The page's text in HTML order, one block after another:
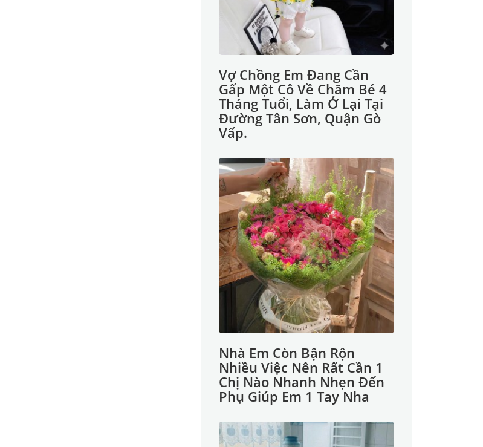
Vợ Chồng Em Đang Cần
Gấp Một Cô Về Chăm Bé 4
Tháng Tuổi, Làm Ở Lại Tại
Đường Tân Sơn, Quận Gò
Vấp.
Nhà Em Còn Bận Rộn
Nhiều Việc Nên Rất Cần 1
Chị Nào Nhanh Nhẹn Đến
Phụ Giúp Em 1 Tay Nha